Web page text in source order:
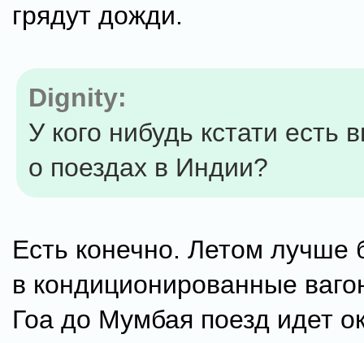
грядут дожди.
Dignity:
У кого нибудь кстати есть
о поездах в Индии?
Есть конечно. Летом лучше
в кондиционированные
Гоа до Мумбая поезд идет